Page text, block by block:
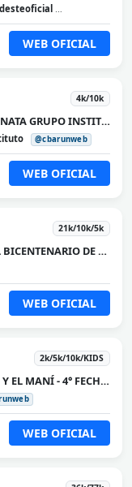
WEB OFICIAL
4k/10k
INSTITUTO MÉDICO
@cbarunweb
WEB OFICIAL
21k/10k/5k
DE VILLA NUEVA
WEB OFICIAL
2k/5k/10k/KIDS
DALMACIO VÉLEZ SÁRSFIELD
WEB OFICIAL